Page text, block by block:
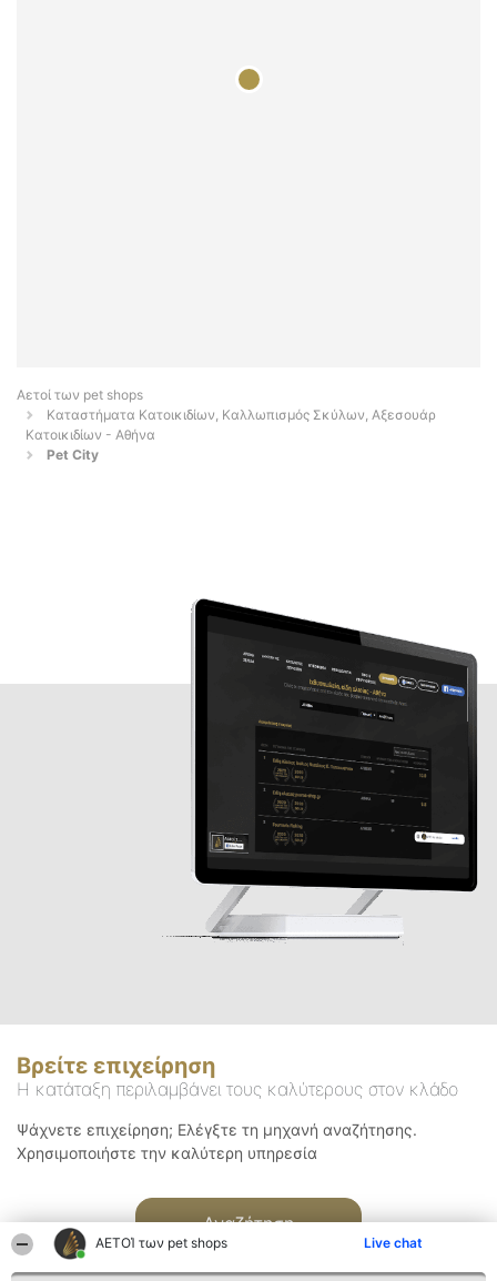
ΑΕΤΟΊ των pet shops Live chat
Αετοί των pet shops
Καταστήματα Κατοικιδίων, Καλλωπισμός Σκύλων, Αξεσουάρ
Κατοικιδίων - Αθήνα
Pet City
Βρείτε επιχείρηση
Η κατάταξη περιλαμβάνει τους καλύτερους στον κλάδο
Ψάχνετε επιχείρηση; Ελέγξτε τη μηχανή αναζήτησης.
Χρησιμοποιήστε την καλύτερη υπηρεσία
Αναζήτηση